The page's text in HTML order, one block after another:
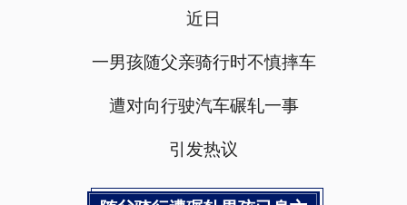
近日
一男孩随父亲骑行时不慎摔车
遭对向行驶汽车碾轧一事
引发热议